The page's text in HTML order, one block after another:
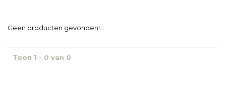
Geen producten gevonden!...
Toon 1 - 0 van 0